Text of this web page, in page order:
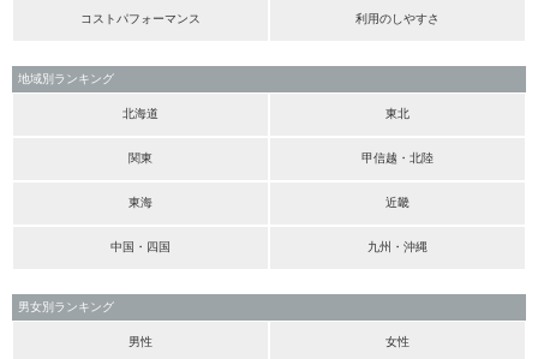
コストパフォーマンス 利用のしやすさ
地域別ランキング
北海道 東北
関東 甲信越・北陸
東海 近畿
中国・四国 九州・沖縄
男女別ランキング
男性 女性